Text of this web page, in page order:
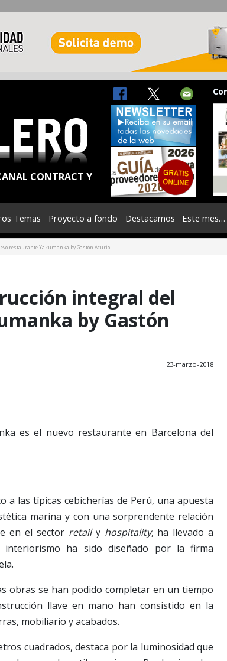
CONTRACT Y
Temas Proyecto a fondo Destacamos Este mes…
restaurante Yakumanka by Gastón Acurio
integral del
by Gastón
23-marzo-2018
es el nuevo restaurante en Barcelona del
las típicas cebicherías de Perú, una apuesta
marina y con una sorprendente relación
en el sector retaily hospitality, ha llevado a
ha sido diseñado por la firma
obras se han podido completar en un tiempo
llave en mano han consistido en la
mobiliario y acabados.
cuadrados, destaca por la luminosidad que